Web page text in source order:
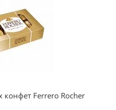
Ferrero Rocher